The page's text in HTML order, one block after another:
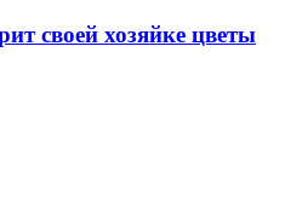
своей хозяйке цветы